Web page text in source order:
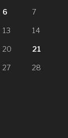
6 7
13 14
20 21
27 28